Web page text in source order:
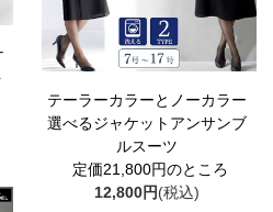
テーラーカラーとノーカラー
選べるジャケットアンサンブ
ルスーツ
定価21,800円のところ
12,800円(税込)